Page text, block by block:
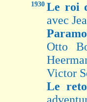
1930 Le roi
avec
Otto
Victor
Le